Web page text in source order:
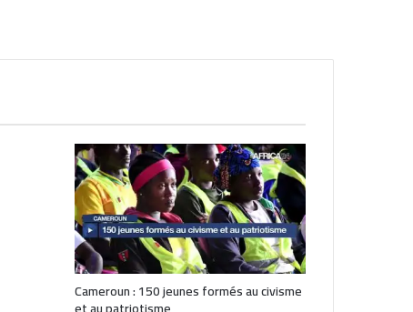
Cameroun : 150 jeunes formés au civisme